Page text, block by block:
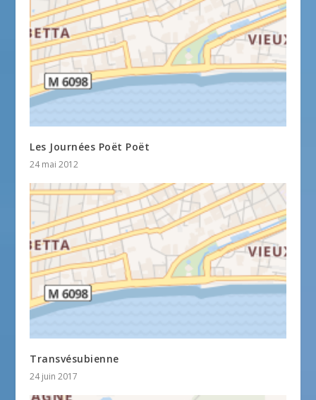
Les Journées Poët Poët
24 mai 2012
Transvésubienne
24 juin 2017